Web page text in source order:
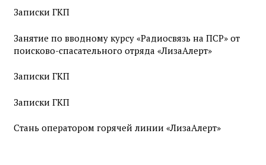
Записки ГКП
Занятие по вводному курсу «Радиосвязь на ПСР» от
поисково-спасательного отряда «ЛизаАлерт»
Записки ГКП
Записки ГКП
Стань оператором горячей линии «ЛизаАлерт»